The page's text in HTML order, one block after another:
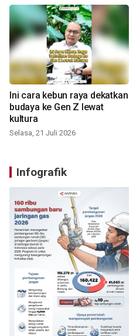
Ini cara kebun raya dekatkan
budaya ke Gen Z lewat
kultura
Selasa, 21 Juli 2026
Infografik